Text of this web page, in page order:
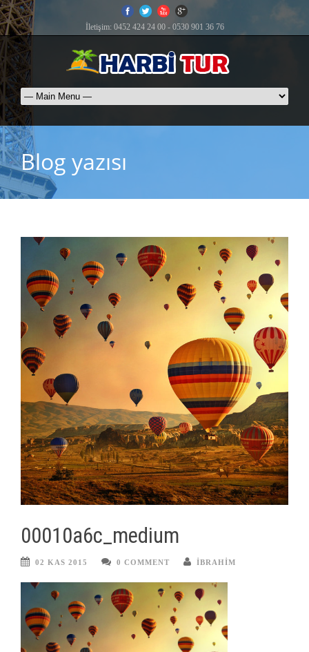
İletişim: 0452 424 24 00 - 0530 901 36 76
Blog yazısı
00010a6c_medium
02 KAS 2015 0 COMMENT IBRAHIM